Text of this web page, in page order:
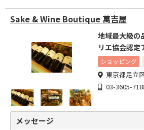
Sake & Wine Boutique 萬吉屋
地域最大級の
リエ協会認定
わりの一品を
ショッピング
東京都足立
03-3605-
メッセージ